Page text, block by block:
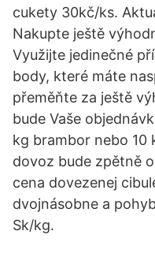
cukety 30kč/ks.
Nakupte ještě
Využijte jedinečné
body, které máte
přeměňte za ještě
bude Vaše
kg brambor nebo 10
dovoz bude zpětně
cena dovezenej
dvojnásobne a
Sk/kg.